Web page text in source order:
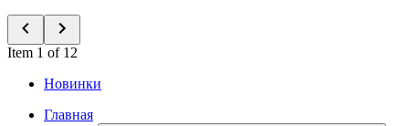
Item 1 of 12
Новинки
Главная